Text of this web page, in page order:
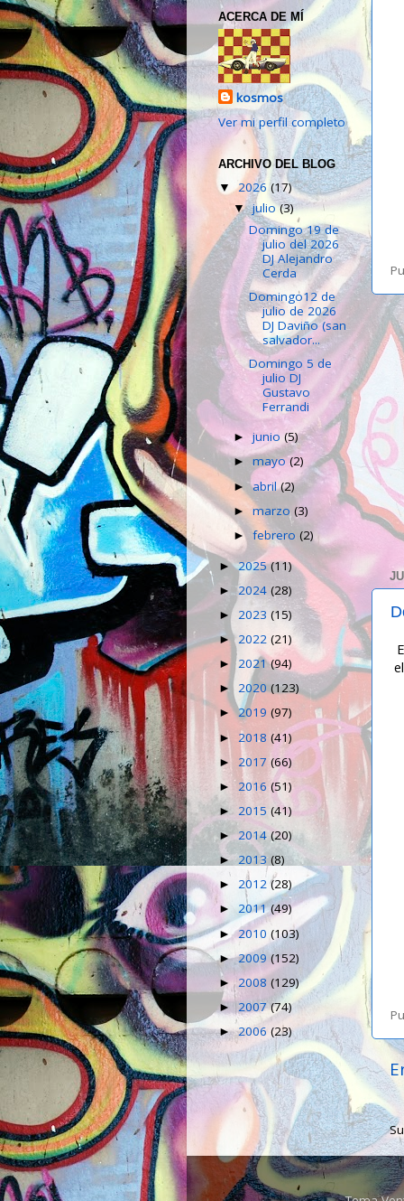
ACERCA DE MÍ
kosmos
Ver mi perfil completo
ARCHIVO DEL BLOG
▼2026 (17)
▼julio(3)
Domingo 19 de
julio del 2026
DJ Alejandro
Cerda
Domingo12 de
julio de 2026
DJ Daviño (san
salvador...
Domingo 5 de
julio DJ
Gustavo
Ferrandi
►junio(5)
►mayo(2)
►abril(2)
►marzo(3)
►febrero(2)
►2025(11)
► 2024 (28)
► 2023 (15)
► 2022 (21)
►2021(94)
► 2020(123)
►2019 (97)
► 2018 (41)
► 2017 (66)
► 2016 (51)
► 2015 (41)
►2014(20)
►2013(8)
► 2012(28)
► 2011(49)
►2010 (103)
►2009(152)
► 2008 (129)
► 2007(74)
►2006 (23)